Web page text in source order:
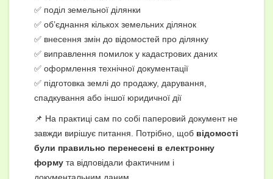
✅ поділ земельної ділянки
✅ об’єднання кількох земельних ділянок
✅ внесення змін до відомостей про ділянку
✅ виправлення помилок у кадастрових даних
✅ оформлення технічної документації
✅ підготовка землі до продажу, дарування,
спадкування або іншої юридичної дії
📌 На практиці сам по собі паперовий документ не
завжди вирішує питання. Потрібно, щоб відомості
були правильно перенесені в електронну
форму та відповідали фактичним і
документальним даним.